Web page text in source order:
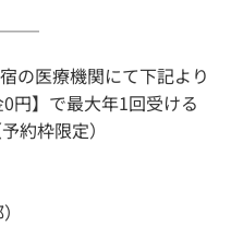
の医療機関にて下記より
円】で最大年1回受ける
約枠限定）